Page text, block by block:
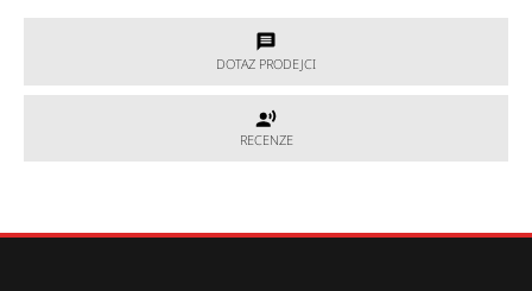
DOTAZ PRODEJCI
DOTAZ PRODEJCI
Neváhejte se na nás obrátit a my Vám rádi pomůžeme.
RECENZE